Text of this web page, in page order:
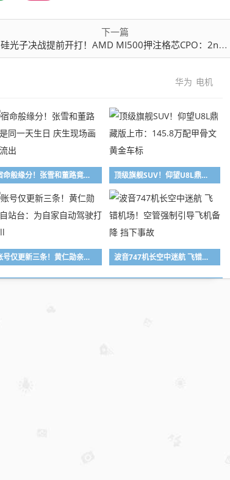
下一篇
硅光子决战提前开打！AMD MI500押注格芯CPO：2nm+CDNA6硬刚英伟达
华为 电机
宿命般缘分！张雪和董路竟是同一天生日 庆生现场画面流出 顶级旗舰SUV！仰望U8L鼎藏版上市：145.8万配甲骨文黄金车标
账号仅更新三条！黄仁勋亲自站台：为自家自动驾驶打call 波音747机长空中迷航 飞错机场！空管强制引导飞机备降 挡下事故